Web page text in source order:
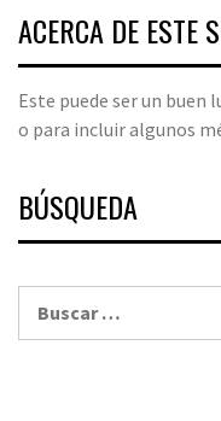
ACERCA DE ESTE
Este puede ser un
o para incluir algunos
BÚSQUEDA